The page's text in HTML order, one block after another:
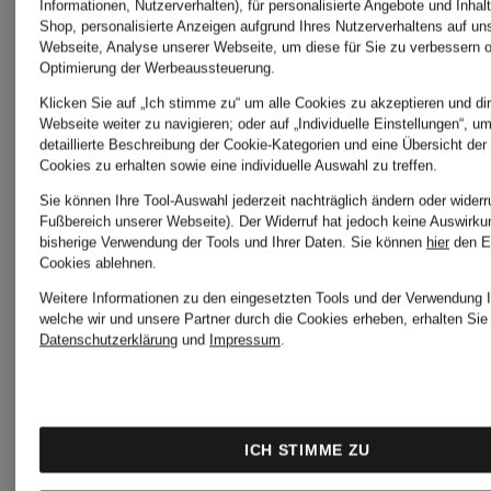
FYNCH-
HATTON
gipsy
THE
DUCK
Superdry
TOMMY
JEANS
Informationen, Nutzerverhalten), für personalisierte Angebote und
Shop, personalisierte Anzeigen aufgrund Ihres Nutzerverhaltens auf
Webseite, Analyse unserer Webseite, um diese für Sie zu verbessern
Optimierung der Werbeaussteuerung.
Klicken Sie auf „Ich stimme zu“ um alle Cookies zu akzeptieren und
Webseite weiter zu navigieren; oder auf „Individuelle Einstellungen“,
detaillierte Beschreibung der Cookie-Kategorien und eine Übersicht
Cookies zu erhalten sowie eine individuelle Auswahl zu treffen.
Sie können Ihre Tool-Auswahl jederzeit nachträglich ändern oder
Fußbereich unserer Webseite). Der Widerruf hat jedoch keine
bisherige Verwendung der Tools und Ihrer Daten. Sie können hier den
Cookies ablehnen.
Weitere Informationen zu den eingesetzten Tools und der Verwendung
welche wir und unsere Partner durch die Cookies erheben, erhalten
Datenschutzerklärung und Impressum.
ICH STIMME ZU